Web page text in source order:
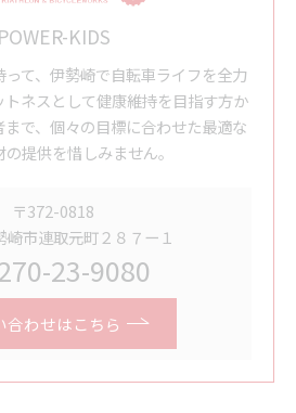
POWER-KIDS
て、伊勢崎で自転車ライフを全力
ネスとして健康維持を目指す方か
まで、個々の目標に合わせた最適な
提供を惜しみません。
〒372-0818
崎市連取元町２８７ー１
23-9080
合わせはこちら